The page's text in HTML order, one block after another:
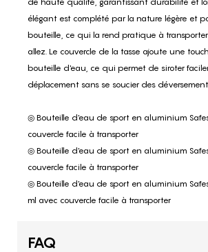
élégant est complété par la nature légère et
bouteille, ce qui la rend pratique à
allez. Le couvercle de la tasse ajoute une
bouteille d'eau, ce qui permet de siroter
déplacement sans se soucier des
◎ Bouteille d'eau de sport en aluminium
couvercle facile à transporter
◎ Bouteille d'eau de sport en aluminium
couvercle facile à transporter
◎ Bouteille d'eau de sport en aluminium
ml avec couvercle facile à transporter
FAQ